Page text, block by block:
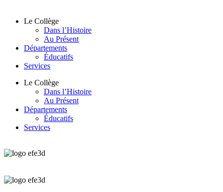
Le Collège
Dans l’Histoire
Au Présent
Départements
Éducatifs
Services
Le Collège
Dans l’Histoire
Au Présent
Départements
Éducatifs
Services